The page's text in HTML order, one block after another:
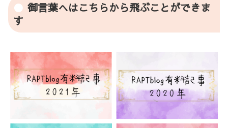
御言葉へはこちらから飛ぶことができま
す